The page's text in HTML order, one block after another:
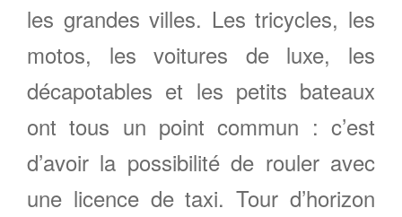
les grandes villes. Les tricycles, les
motos, les voitures de luxe, les
décapotables et les petits bateaux
ont tous un point commun : c’est
d’avoir la possibilité de rouler avec
une licence de taxi. Tour d’horizon